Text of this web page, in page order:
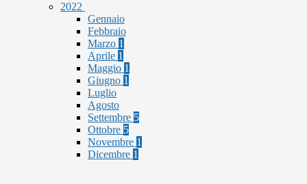
2022
Gennaio
Febbraio
Marzo 1
Aprile 1
Maggio 1
Giugno 1
Luglio
Agosto
Settembre 5
Ottobre 5
Novembre 1
Dicembre 1